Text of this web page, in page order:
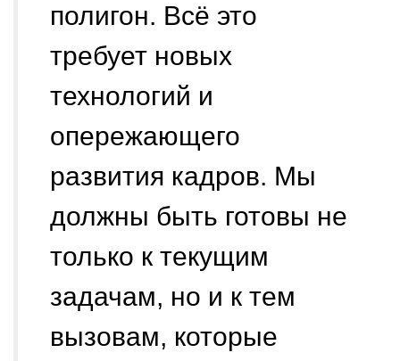
полигон. Всё это
требует новых
технологий и
опережающего
развития кадров. Мы
должны быть готовы не
только к текущим
задачам, но и к тем
вызовам, которые